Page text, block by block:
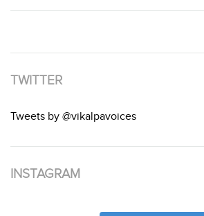
TWITTER
Tweets by @vikalpavoices
INSTAGRAM